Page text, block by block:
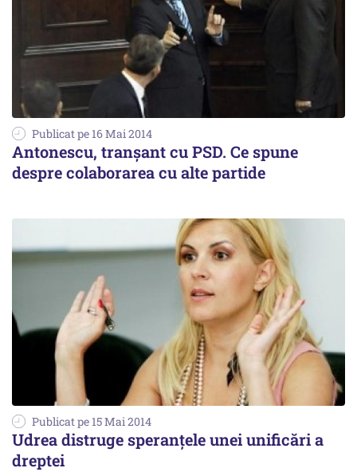
Publicat pe 16 Mai 2014
Antonescu, tranșant cu PSD. Ce spune
despre colaborarea cu alte partide
Publicat pe 15 Mai 2014
Udrea distruge speranțele unei unificări a
dreptei